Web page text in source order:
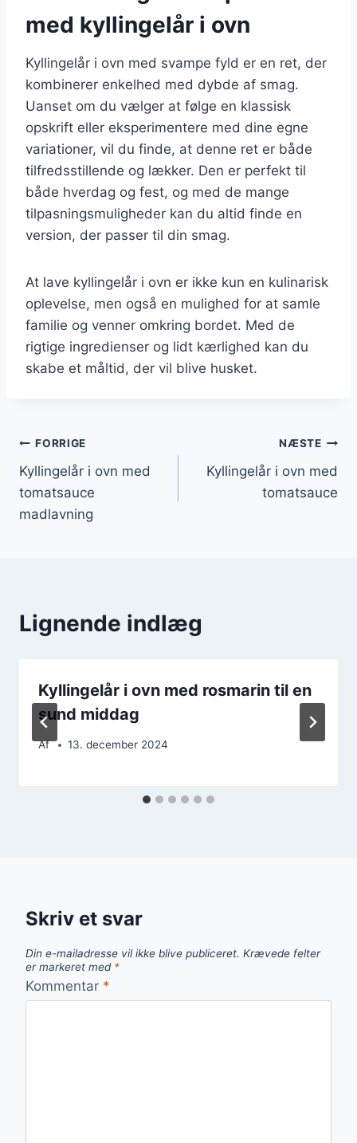
med kyllingelår i ovn
Kyllingelår i ovn med svampe fyld er en ret, der
kombinerer enkelhed med dybde af smag.
Uanset om du vælger at følge en klassisk
opskrift eller eksperimentere med dine egne
variationer, vil du finde, at denne ret er både
tilfredsstillende og lækker. Den er perfekt til
både hverdag og fest, og med de mange
tilpasningsmuligheder kan du altid finde en
version, der passer til din smag.
At lave kyllingelår i ovn er ikke kun en kulinarisk
oplevelse, men også en mulighed for at samle
familie og venner omkring bordet. Med de
rigtige ingredienser og lidt kærlighed kan du
skabe et måltid, der vil blive husket.
Indlægsnavigation
FORRIGE
Kyllingelår i ovn med
tomatsauce
madlavning
NÆSTE
Kyllingelår i ovn med
tomatsauce
Lignende indlæg
Kyllingelår i ovn med rosmarin til en
sund middag
Af 13. december 2024
Skriv et svar
Din e-mailadresse vil ikke blive publiceret. Krævede felter
er markeret med *
Kommentar *